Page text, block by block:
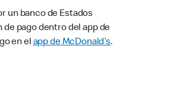
un banco de Estados
pago dentro del app de
en elapp de McDonald’s.